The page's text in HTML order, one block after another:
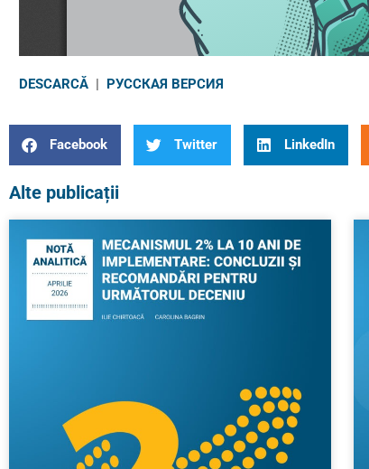
DESCARCĂ РУССКАЯ ВЕРСИЯ
Facebook Twitter LinkedIn
Alte publicații